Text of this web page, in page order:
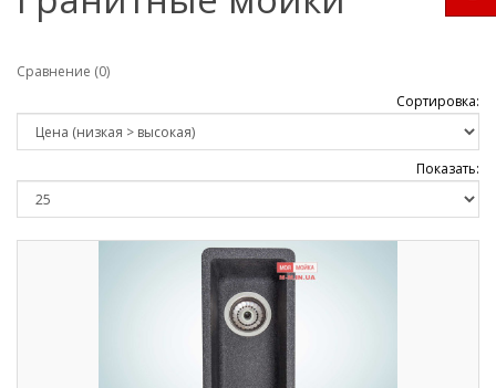
Сравнение (0)
Сортировка:
Показать: